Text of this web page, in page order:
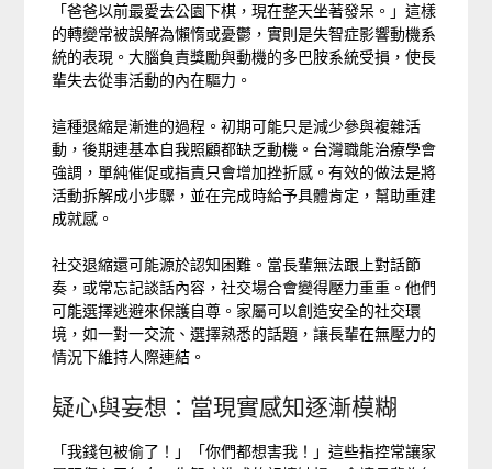
「爸爸以前最愛去公園下棋，現在整天坐著發呆。」這樣
的轉變常被誤解為懶惰或憂鬱，實則是失智症影響動機系
統的表現。大腦負責獎勵與動機的多巴胺系統受損，使長
輩失去從事活動的內在驅力。
這種退縮是漸進的過程。初期可能只是減少參與複雜活
動，後期連基本自我照顧都缺乏動機。台灣職能治療學會
強調，單純催促或指責只會增加挫折感。有效的做法是將
活動拆解成小步驟，並在完成時給予具體肯定，幫助重建
成就感。
社交退縮還可能源於認知困難。當長輩無法跟上對話節
奏，或常忘記談話內容，社交場合會變得壓力重重。他們
可能選擇逃避來保護自尊。家屬可以創造安全的社交環
境，如一對一交流、選擇熟悉的話題，讓長輩在無壓力的
情況下維持人際連結。
疑心與妄想：當現實感知逐漸模糊
「我錢包被偷了！」「你們都想害我！」這些指控常讓家